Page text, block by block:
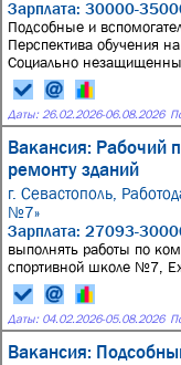
Зарплата: 30000-
Подсобные и
Перспектива обучения
Социально
Даты: 26.02.2026-06.08.2026
Вакансия: Рабочий
ремонту зданий
г. Севастополь,
№7»
Зарплата: 27093-
выполнять работы по
спортивной школе №7,
Даты: 04.02.2026-05.08.2026
Вакансия: